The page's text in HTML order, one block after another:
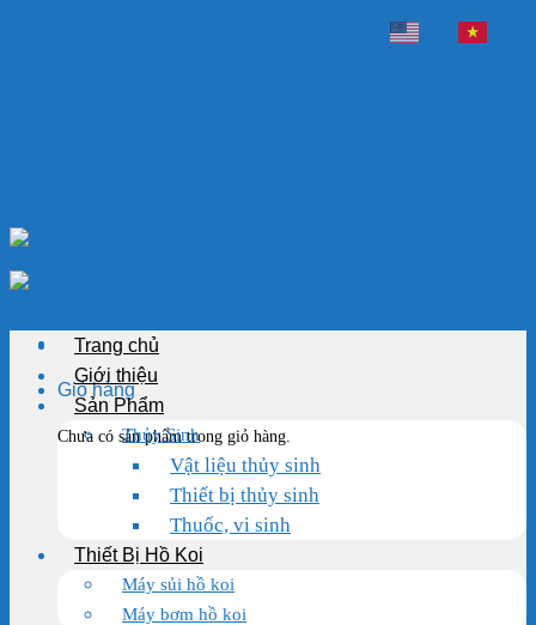
Giỏ hàng
Chưa có sản phẩm trong giỏ hàng.
Trang chủ
Giới thiệu
Sản Phẩm
Thủy Sinh
Vật liệu thủy sinh
Thiết bị thủy sinh
Thuốc, vi sinh
Thiết Bị Hồ Koi
Máy sủi hồ koi
Máy bơm hồ koi